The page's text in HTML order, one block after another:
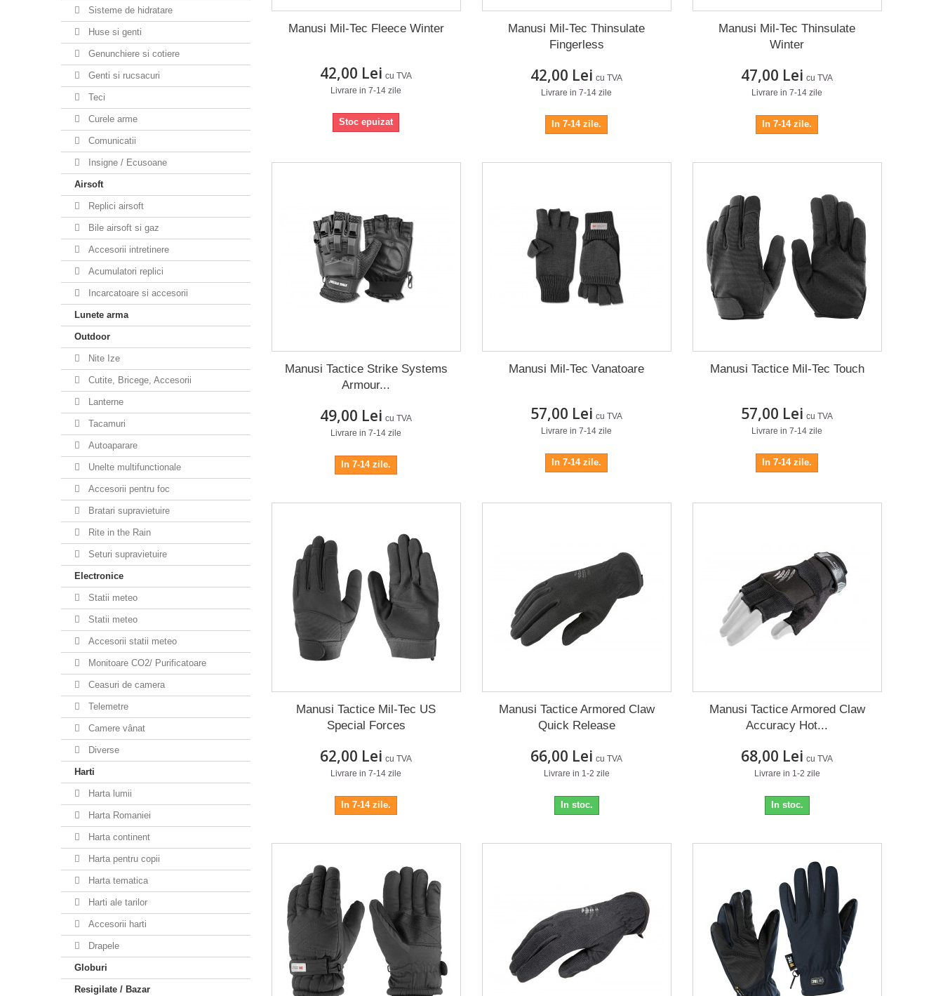
Sisteme de hidratare
Huse si genti
Genunchiere si cotiere
Genti si rucsacuri
Teci
Curele arme
Comunicatii
Insigne / Ecusoane
Airsoft
Replici airsoft
Bile airsoft si gaz
Accesorii intretinere
Acumulatori replici
Incarcatoare si accesorii
Lunete arma
Outdoor
Nite Ize
Cutite, Bricege, Accesorii
Lanterne
Tacamuri
Autoaparare
Unelte multifunctionale
Accesorii pentru foc
Bratari supravietuire
Rite in the Rain
Seturi supravietuire
Electronice
Statii meteo
Statii meteo
Accesorii statii meteo
Monitoare CO2/ Purificatoare
Ceasuri de camera
Telemetre
Camere vânat
Diverse
Harti
Harta lumii
Harta Romaniei
Harta continent
Harta pentru copii
Harta tematica
Harti ale tarilor
Accesorii harti
Drapele
Globuri
Resigilate / Bazar
Manusi Mil-Tec Fleece Winter
42,00 Lei cu TVA
Livrare in 7-14 zile
Stoc epuizat
Manusi Mil-Tec Thinsulate
Fingerless
42,00 Lei cu TVA
Livrare in 7-14 zile
In 7-14 zile.
Manusi Mil-Tec Thinsulate
Winter
47,00 Lei cu TVA
Livrare in 7-14 zile
In 7-14 zile.
Manusi Tactice Strike Systems
Armour...
49,00 Lei cu TVA
Livrare in 7-14 zile
In 7-14 zile.
Manusi Mil-Tec Vanatoare
57,00 Lei cu TVA
Livrare in 7-14 zile
In 7-14 zile.
Manusi Tactice Mil-Tec Touch
57,00 Lei cu TVA
Livrare in 7-14 zile
In 7-14 zile.
Manusi Tactice Mil-Tec US
Special Forces
62,00 Lei cu TVA
Livrare in 7-14 zile
In 7-14 zile.
Manusi Tactice Armored Claw
Quick Release
66,00 Lei cu TVA
Livrare in 1-2 zile
In stoc.
Manusi Tactice Armored Claw
Accuracy Hot...
68,00 Lei cu TVA
Livrare in 1-2 zile
In stoc.